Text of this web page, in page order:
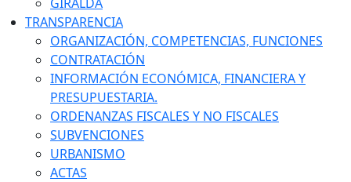
TRANSPARENCIA
ORGANIZACIÓN, COMPETENCIAS, FUNCIONES
CONTRATACIÓN
INFORMACIÓN ECONÓMICA, FINANCIERA Y
PRESUPUESTARIA.
ORDENANZAS FISCALES Y NO FISCALES
SUBVENCIONES
URBANISMO
ACTAS